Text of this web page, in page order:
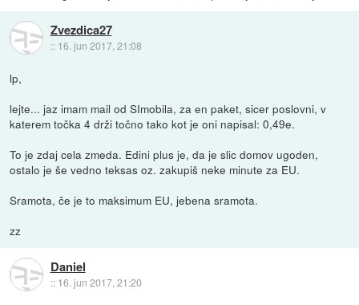
Zvezdica27
:: 16. jun 2017, 21:08
lp,
lejte... jaz imam mail od SImobila, za en paket, sicer poslovni, v
katerem točka 4 drži točno tako kot je oni napisal: 0,49e.
To je zdaj cela zmeda. Edini plus je, da je slic domov ugoden,
ostalo je še vedno teksas oz. zakupiš neke minute za EU.
Sramota, če je to maksimum EU, jebena sramota.
zz
Daniel
:: 16. jun 2017, 21:20